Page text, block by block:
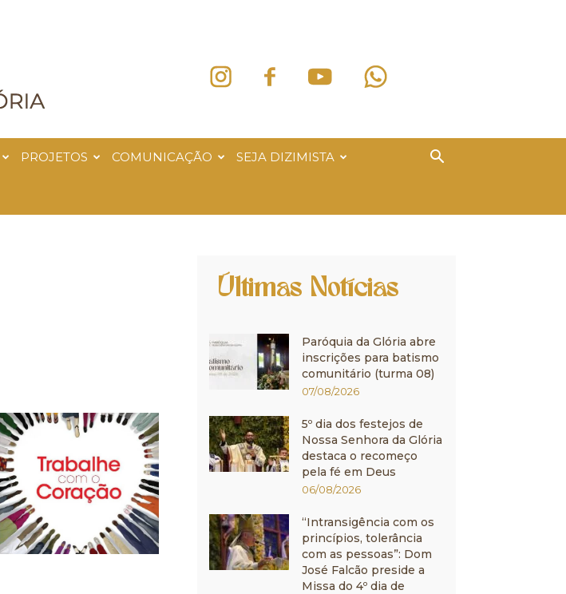
PROJETOS COMUNICAÇÃO SEJA DIZIMISTA
Últimas Notícias
Paróquia da Glória abre
inscrições para batismo
comunitário (turma 08)
07/08/2026
5º dia dos festejos de
Nossa Senhora da Glória
destaca o recomeço
pela fé em Deus
06/08/2026
“Intransigência com os
princípios, tolerância
com as pessoas”: Dom
José Falcão preside a
Missa do 4º dia de